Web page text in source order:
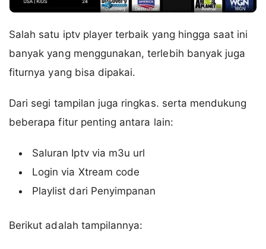
Salah satu iptv player terbaik yang hingga saat ini
banyak yang menggunakan, terlebih banyak juga
fiturnya yang bisa dipakai.
Dari segi tampilan juga ringkas. serta mendukung
beberapa fitur penting antara lain:
Saluran Iptv via m3u url
Login via Xtream code
Playlist dari Penyimpanan
Berikut adalah tampilannya: